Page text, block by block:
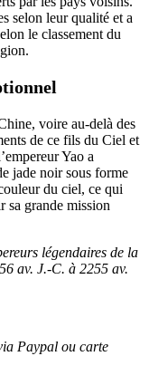
selon leur qualité et a
le classement du
voire au-delà des
de ce fils du Ciel et
Yao a
jade noir sous forme
du ciel, ce qui
sa grande mission
légendaires de la
av. J.-C. à 2255 av.
Paypal ou carte